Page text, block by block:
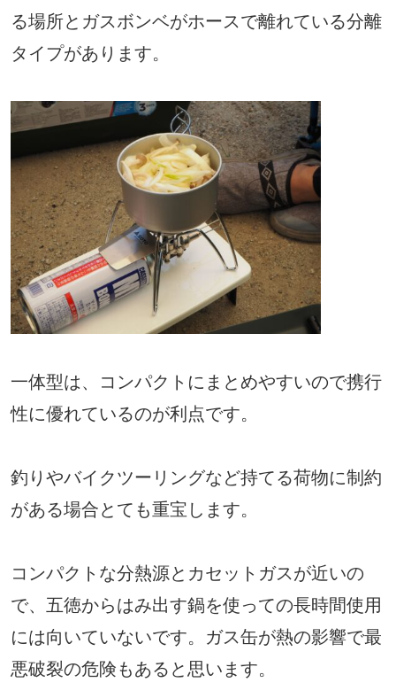
る場所とガスボンベがホースで離れている分離
タイプがあります。
一体型は、コンパクトにまとめやすいので携行
性に優れているのが利点です。
釣りやバイクツーリングなど持てる荷物に制約
がある場合とても重宝します。
コンパクトな分熱源とカセットガスが近いの
で、五徳からはみ出す鍋を使っての長時間使用
には向いていないです。ガス缶が熱の影響で最
悪破裂の危険もあると思います。